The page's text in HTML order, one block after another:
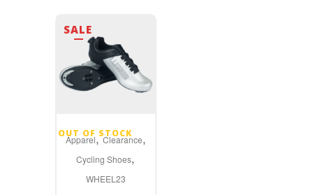
the
product
page
SALE
OUT OF STOCK
Apparel,Clearance,
Cycling Shoes,
WHEEL23